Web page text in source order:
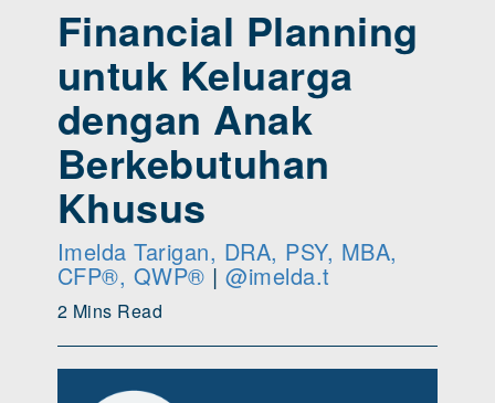
Financial Planning
untuk Keluarga
dengan Anak
Berkebutuhan
Khusus
Imelda Tarigan, DRA, PSY, MBA,
CFP®, QWP® |@imelda.t
2 Mins Read